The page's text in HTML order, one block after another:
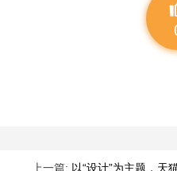
上一篇: 以“设计”为主题，天